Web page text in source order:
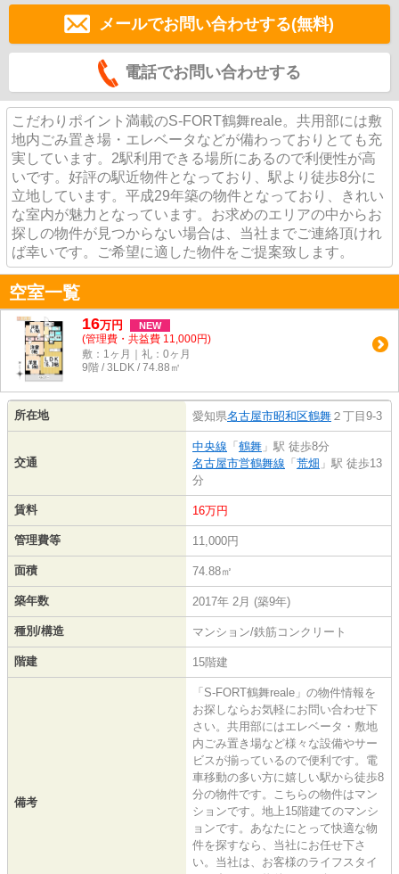
メールでお問い合わせする(無料)
電話でお問い合わせする
こだわりポイント満載のS-FORT鶴舞reale。共用部には敷
地内ごみ置き場・エレベータなどが備わっておりとても充
実しています。2駅利用できる場所にあるので利便性が高
いです。好評の駅近物件となっており、駅より徒歩8分に
立地しています。平成29年築の物件となっており、きれい
な室内が魅力となっています。お求めのエリアの中からお
探しの物件が見つからない場合は、当社までご連絡頂けれ
ば幸いです。ご希望に適した物件をご提案致します。
空室一覧
16万円 NEW
(管理費・共益費 11,000円)
敷：1ヶ月｜礼：0ヶ月
9階 / 3LDK / 74.88㎡
所在地 愛知県名古屋市昭和区鶴舞 ２丁目9-3
交通
中央線 「 鶴舞 」駅 徒歩8分
名古屋市営鶴舞線 「 荒畑 」駅 徒歩13
分
賃料 16万円
管理費等 11,000円
面積 74.88㎡
築年数 2017年 2月 (築9年)
種別/構造 マンション/鉄筋コンクリート
階建 15階建
備考
「S-FORT鶴舞reale」の物件情報を
お探しならお気軽にお問い合わせ下
さい。共用部にはエレベータ・敷地
内ごみ置き場など様々な設備やサー
ビスが揃っているので便利です。電
車移動の多い方に嬉しい駅から徒歩8
分の物件です。こちらの物件はマン
ションです。地上15階建てのマンシ
ョンです。あなたにとって快適な物
件を探すなら、当社にお任せ下さ
い。当社は、お客様のライフスタイ